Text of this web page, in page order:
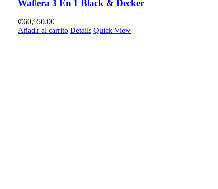
Waflera 3 En 1 Black & Decker
₡60,950.00
Añadir al carrito Details Quick View